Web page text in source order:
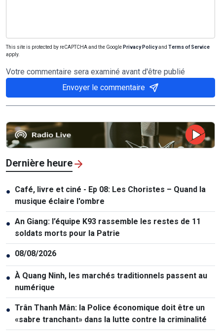
This site is protected by reCAPTCHA and the Google Privacy Policyand Terms of Service
apply.
Votre commentaire sera examiné avant d'être publié
Envoyer le commentaire
Dernière heure
● Café, livre et ciné - Ep 08: Les Choristes – Quand la
musique éclaire l'ombre
● An Giang: l’équipe K93 rassemble les restes de 11
soldats morts pour la Patrie
● 08/08/2026
● À Quang Ninh, les marchés traditionnels passent au
numérique
● Trân Thanh Mân: la Police économique doit être un
«sabre tranchant» dans la lutte contre la criminalité